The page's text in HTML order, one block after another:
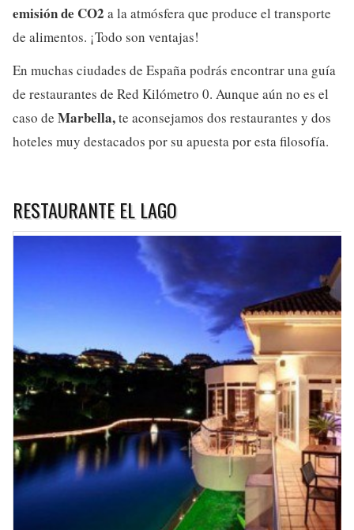
emisión de CO2 a la atmósfera que produce el transporte
de alimentos. ¡Todo son ventajas!
En muchas ciudades de España podrás encontrar una guía
de restaurantes de Red Kilómetro 0. Aunque aún no es el
caso de Marbella,te aconsejamos dos restaurantes y dos
hoteles muy destacados por su apuesta por esta filosofía.
RESTAURANTE EL LAGO